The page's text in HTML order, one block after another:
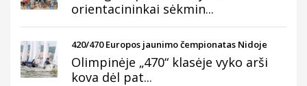
orientacininkai sėkmin...
420/470 Europos jaunimo čempionatas Nidoje
Olimpinėje „470“ klasėje vyko arši
kova dėl pat...